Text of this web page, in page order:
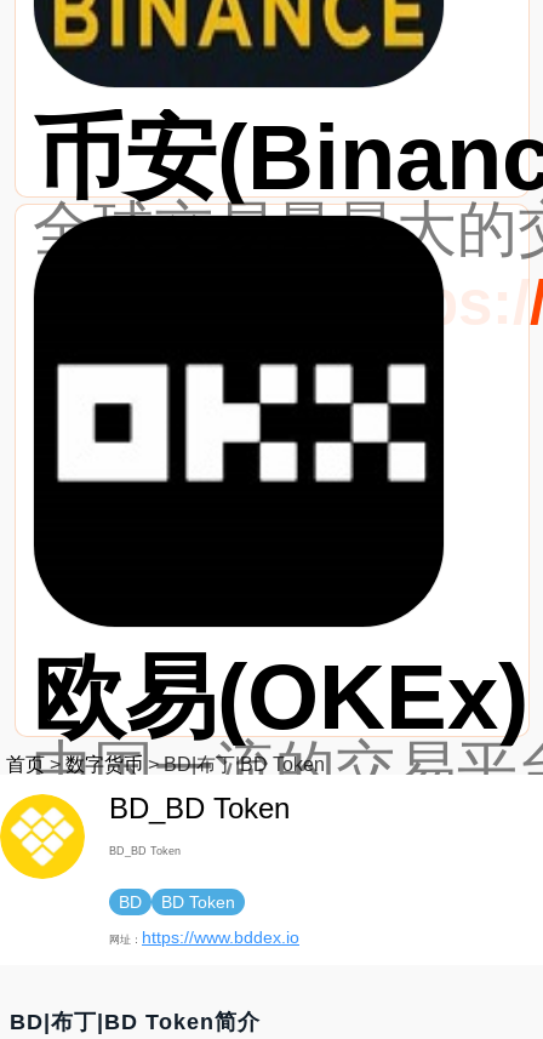
币安
全球交易量最大的
最新网址：
欧易(OKEx)
中国一流的交易平
最新网址：
首页>数字货币 >BD|布丁|BD Token
BD_BD Token
BD_BD Token
BD BD Token
网址： https://www.bddex.io
BD|布丁|BD Token简介